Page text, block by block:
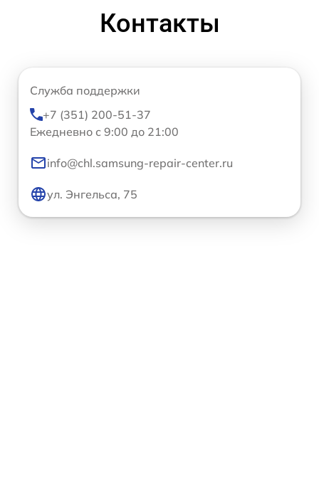
Контакты
Служба поддержки
+7 (351) 200-51-37
Ежедневно с 9:00 до 21:00
info@chl.samsung-repair-center.ru
ул. Энгельса, 75